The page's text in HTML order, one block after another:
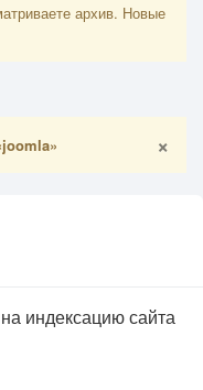
архив. Новые
×
индексацию сайта